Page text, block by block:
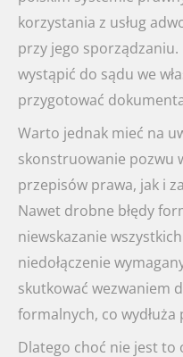
korzystania z usług
przy jego
wystąpić do sądu we
przygotować
Warto jednak mieć na
skonstruowanie pozwu
przepisów prawa, jak i
Nawet drobne błędy
niewskazanie
niedołączenie
skutkować wezwaniem
formalnych, co
Dlatego choć nie jest to